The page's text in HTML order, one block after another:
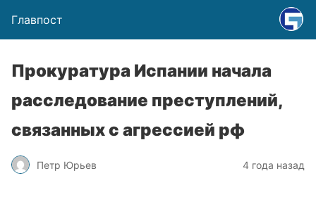
Главпост
Прокуратура Испании начала
расследование преступлений,
связанных с агрессией рф
Петр Юрьев 4 года назад